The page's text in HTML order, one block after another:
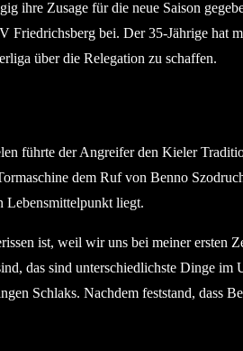
ihre Zusage für die neue Saison
bei. Der 35-Jährige hat
über die Relegation zu schaffen.
führte der Angreifer den Kieler
dem Ruf von Benno
Lebensmittelpunkt liegt.
ist, weil wir uns bei meiner
das sind unterschiedlichste Dinge
Schlaks. Nachdem feststand, dass